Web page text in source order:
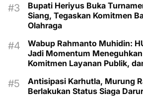
Bupati Heriyus Buka
Siang, Tegaskan Komitmen
Olahraga
Wabup Rahmanto Muhidin:
Jadi Momentum
Komitmen Layanan Publik,
Antisipasi Karhutla, Murung
Berlakukan Status Siaga